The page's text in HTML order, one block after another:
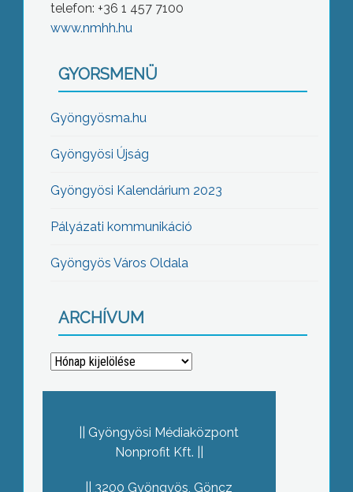
telefon: +36 1 457 7100
www.nmhh.hu
GYORSMENÜ
Gyöngyösma.hu
Gyöngyösi Újság
Gyöngyösi Kalendárium 2023
Pályázati kommunikáció
Gyöngyös Város Oldala
ARCHÍVUM
Archívum
Gyöngyösi Médiaközpont
Nonprofit Kft.
3200 Gyöngyös, Göncz